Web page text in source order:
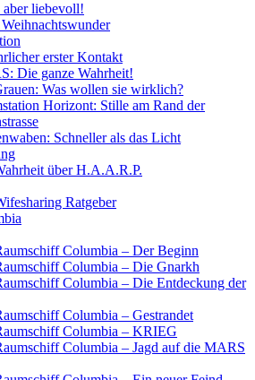
liebevoll!
erster Kontakt
Die ganze Wahrheit!
Was wollen sie wirklich?
Horizont: Stille am Rand der
Schneller als das Licht
über H.A.A.R.P.
Ratgeber
Columbia – Der Beginn
Columbia – Die Gnarkh
Columbia – Die Entdeckung der
Columbia – Gestrandet
Columbia – KRIEG
Columbia – Jagd auf die MARS